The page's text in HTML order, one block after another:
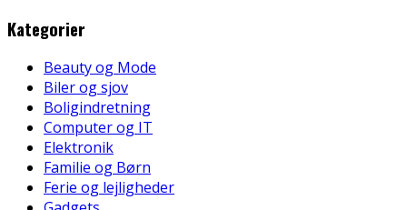
Kategorier
Beauty og Mode
Biler og sjov
Boligindretning
Computer og IT
Elektronik
Familie og Børn
Ferie og lejligheder